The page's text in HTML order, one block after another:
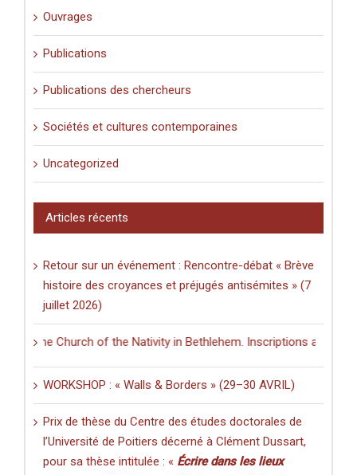
Ouvrages
Publications
Publications des chercheurs
Sociétés et cultures contemporaines
Uncategorized
Articles récents
Retour sur un événement : Rencontre-débat « Brève
histoire des croyances et préjugés antisémites » (7
juillet 2026)
in the Church of the Nativity in Bethlehem. Inscriptions and
WORKSHOP : « Walls & Borders » (29–30 AVRIL)
Prix de thèse du Centre des études doctorales de
l’Université de Poitiers décerné à Clément Dussart,
pour sa thèse intitulée : « Écrire dans les lieux